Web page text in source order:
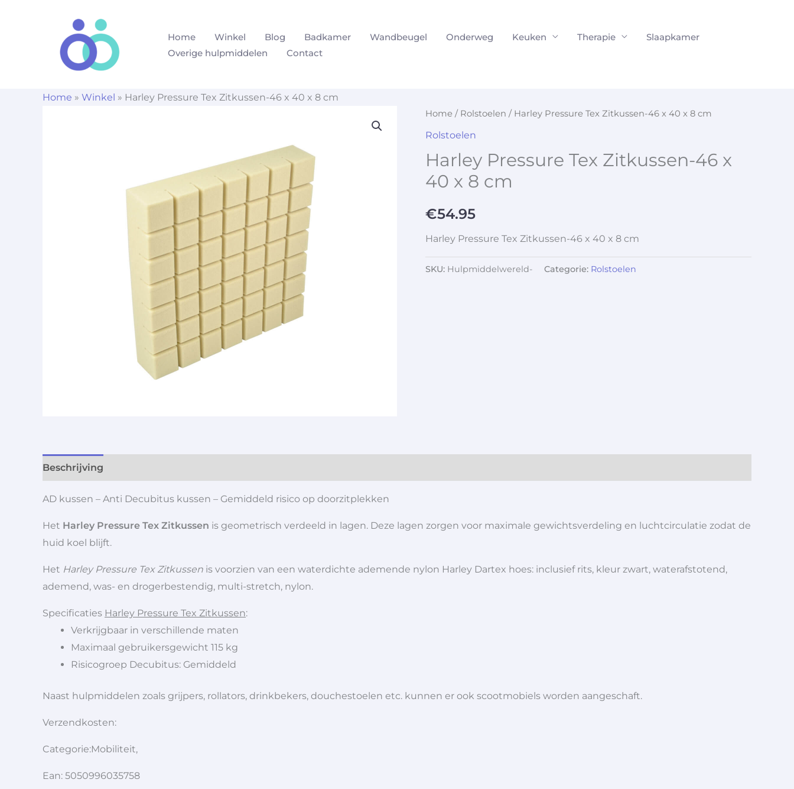
Home Winkel Blog Badkamer Wandbeugel Onderweg Keuken Therapie
Slaapkamer
Overige hulpmiddelen
Contact
Home » Winkel » Harley Pressure Tex Zitkussen-46 x 40 x 8 cm
Home / Rolstoelen / Harley Pressure Tex Zitkussen-46 x 40 x 8 cm
Rolstoelen
Harley Pressure Tex Zitkussen-46 x
40 x 8 cm
€54.95
Harley Pressure Tex Zitkussen-46 x 40 x 8 cm
SKU: Hulpmiddelwereld- Categorie: Rolstoelen
Beschrijving
AD kussen – Anti Decubitus kussen – Gemiddeld risico op doorzitplekken
Het Harley Pressure Tex Zitkussen is geometrisch verdeeld in lagen. Deze lagen zorgen voor maximale gewichtsverdeling en luchtcirculatie zodat de
huid koel blijft.
Het Harley Pressure Tex Zitkussen is voorzien van een waterdichte ademende nylon Harley Dartex hoes: inclusief rits, kleur zwart, waterafstotend,
ademend, was- en drogerbestendig, multi-stretch, nylon.
Specificaties Harley Pressure Tex Zitkussen:
Verkrijgbaar in verschillende maten
Maximaal gebruikersgewicht 115 kg
Risicogroep Decubitus: Gemiddeld
Naast hulpmiddelen zoals grijpers, rollators, drinkbekers, douchestoelen etc. kunnen er ook scootmobiels worden aangeschaft.
Verzendkosten:
Categorie:Mobiliteit,
Ean: 5050996035758